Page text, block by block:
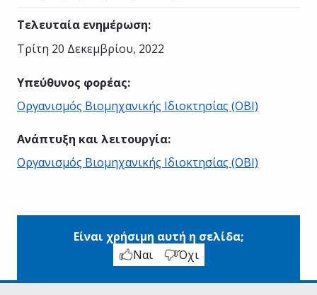
Τελευταία ενημέρωση:
Τρίτη 20 Δεκεμβρίου, 2022
Υπεύθυνος φορέας:
Οργανισμός Βιομηχανικής Ιδιοκτησίας (ΟΒΙ)
Ανάπτυξη και λειτουργία:
Οργανισμός Βιομηχανικής Ιδιοκτησίας (ΟΒΙ)
Είναι χρήσιμη αυτή η σελίδα;
Ναι
Όχι